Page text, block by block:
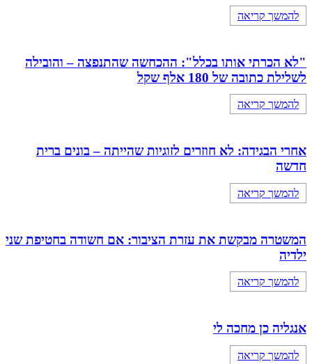
להמשך קריאה
"לא הכרתי אותו בכלל": ההכחשה שהתנפצה – והובילה
לשלילת כתובה של 180 אלף שקל
להמשך קריאה
אחרי הבגידה: לא חוזרים לזוגיות שהייתה – בונים ברית
חדשה
להמשך קריאה
המשטרה מבקשת את עזרת הציבור: אם חשודה בחטיפת שני
ילדיה
להמשך קריאה
אנגליה כן מחכה לי
להמשך קריאה